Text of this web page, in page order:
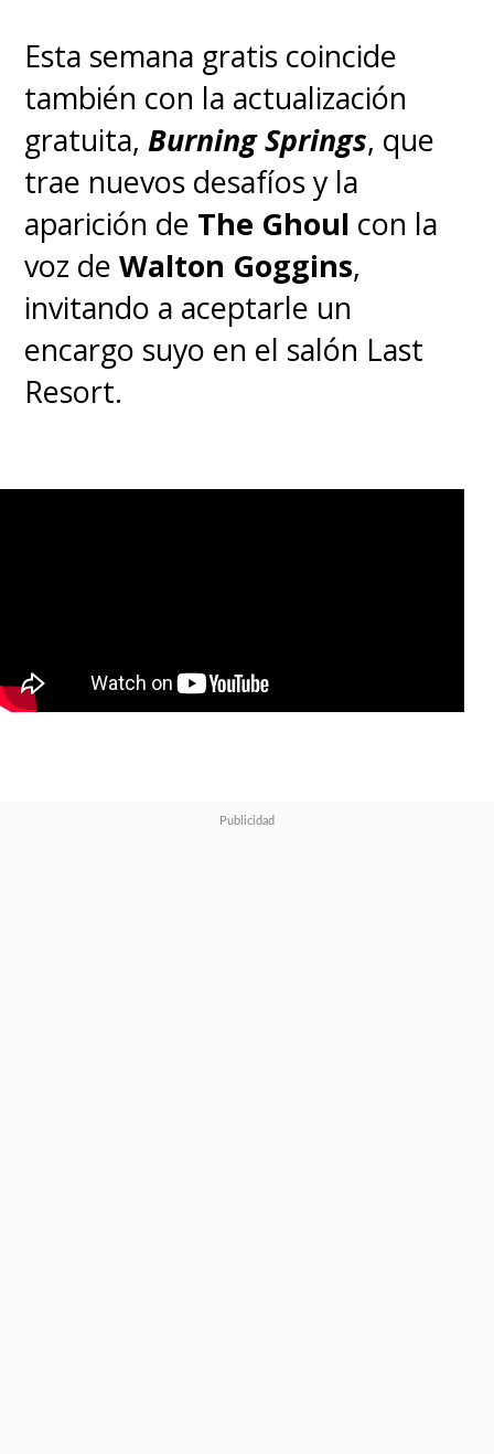
Para estar al tanto de las
aventuras del dúo bíblico,
pueden ver las primeras dos
temporadas de Good Omens
enPrime Video.
Esta semana gratis coincide
también con la actualización
gratuita,Burning Springs, que
trae nuevos desafíos y la
aparición de The Ghoul con la
voz de Walton Goggins,
invitando a aceptarle un
encargo suyo en el salón Last
Resort.